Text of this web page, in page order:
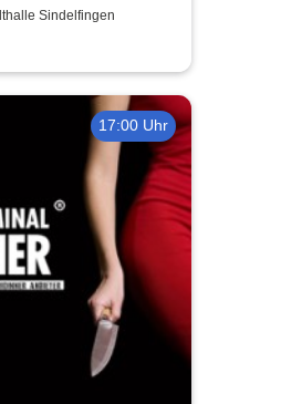
Sindelfingen
17:00 Uhr